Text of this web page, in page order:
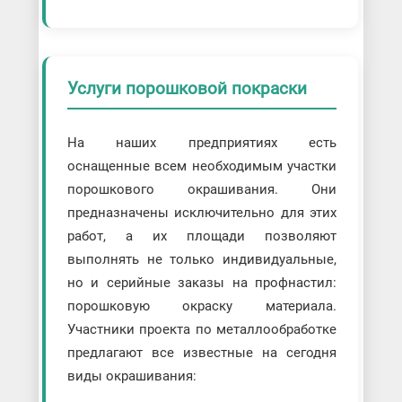
Услуги порошковой покраски
На наших предприятиях есть
оснащенные всем необходимым участки
порошкового окрашивания. Они
предназначены исключительно для этих
работ, а их площади позволяют
выполнять не только индивидуальные,
но и серийные заказы на профнастил:
порошковую окраску материала.
Участники проекта по металлообработке
предлагают все известные на сегодня
виды окрашивания: